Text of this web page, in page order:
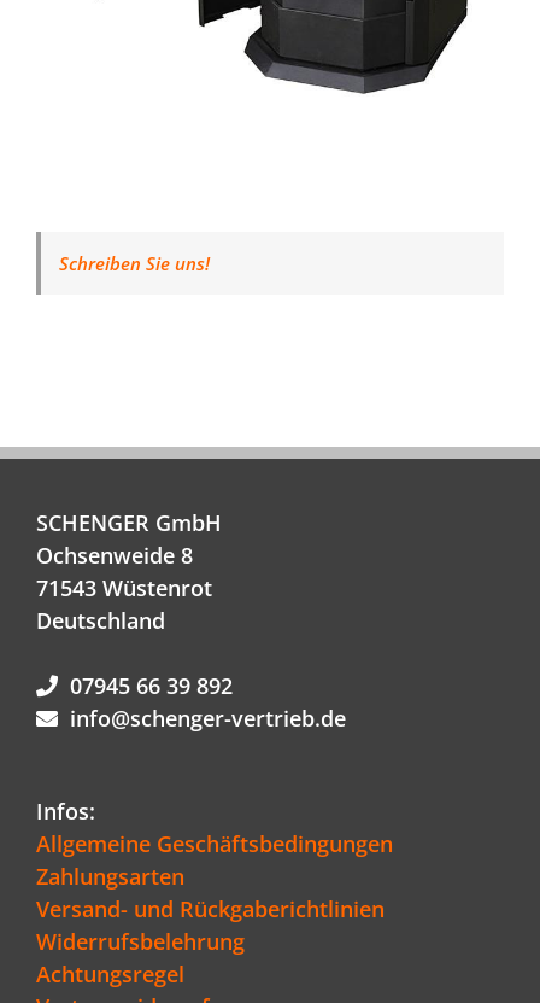
Schreiben Sie uns!
SCHENGER GmbH
Ochsenweide 8
71543 Wüstenrot
Deutschland
07945 66 39 892
info@schenger-vertrieb.de
Infos:
Allgemeine Geschäftsbedingungen
Zahlungsarten
Versand- und Rückgaberichtlinien
Widerrufsbelehrung
Achtungsregel